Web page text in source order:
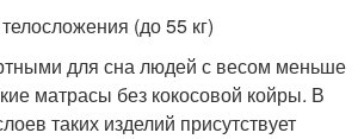
(до 55 кг)
для сна людей с весом меньше
матрасы без кокосовой койры. В
таких изделий присутствует